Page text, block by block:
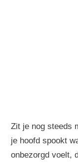
Zit je nog steeds
je hoofd spookt
onbezorgd voelt,